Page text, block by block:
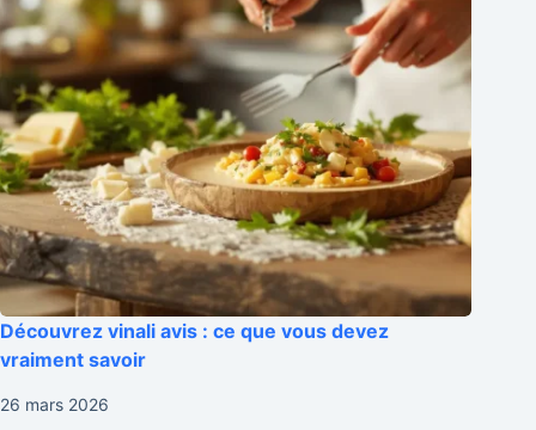
Découvrez vinali avis : ce que vous devez
vraiment savoir
26 mars 2026